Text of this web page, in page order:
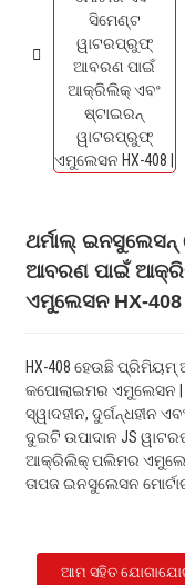
ଥର୍ମାଲ୍
ଆବରଣ ପାଇଁ
ଏମୁଲେସନ HX-408 |
HX-408 ହେଉଛି
କପୋଲାଇମର ଏମୁଲେସନ
ସ୍ୱାଦହୀନ, ଦୁର୍ଗନ୍ଧହୀନ
ଦୁଇଟି ଉପାଦାନ JS
ଆକ୍ରିଲିକ୍ ପଲିମର
ତାପଜ ଇନସୁଲେସନ ମୋର୍ଟାର
ଆମ ସହିତ